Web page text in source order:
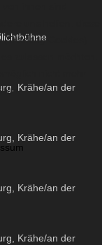
Krähe/an der
Krähe/an der
Krähe/an der
Krähe/an der
uns helfen, diese
Cookies).
zulassen möchten.
nicht mehr